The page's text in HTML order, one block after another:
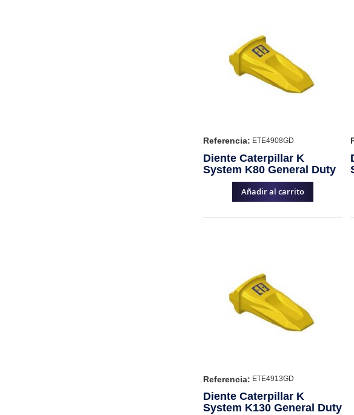
Referencia: ETE4908GD
Diente Caterpillar K
System K80 General Duty
Añadir al carrito
Referencia: ETE4913GD
Diente Caterpillar K
System K130 General Duty